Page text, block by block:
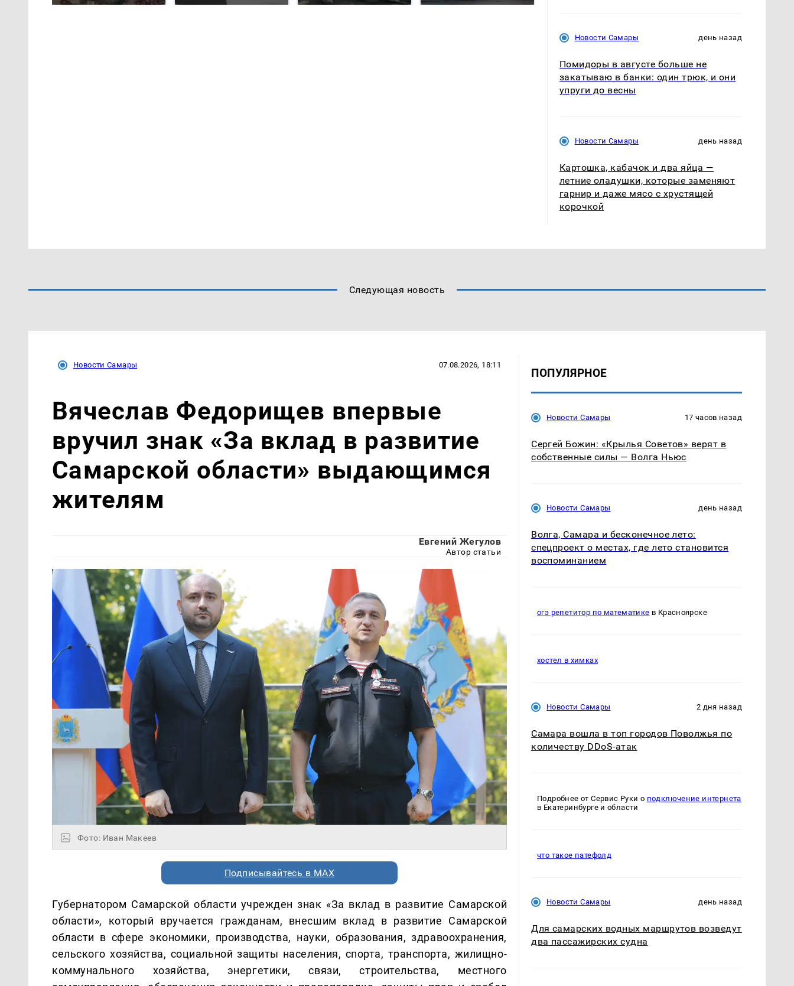
Новости Самары день назад
Помидоры в августе больше не
закатываю в банки: один трюк, и они
упруги до весны
Новости Самары день назад
Картошка, кабачок и два яйца —
летние оладушки, которые заменяют
гарнир и даже мясо с хрустящей
корочкой
Следующая новость
Новости Самары 07.08.2026, 18:11
Вячеслав Федорищев впервые
вручил знак «За вклад в развитие
Самарской области» выдающимся
жителям
Евгений Жегулов
Автор статьи
Фото: Иван Макеев
Подписывайтесь в MAX
Губернатором Самарской области учрежден знак «За вклад в развитие Самарской
области», который вручается гражданам, внесшим вклад в развитие Самарской
области в сфере экономики, производства, науки, образования, здравоохранения,
сельского хозяйства, социальной защиты населения, спорта, транспорта, жилищно-
коммунального хозяйства, энергетики, связи, строительства, местного
ПОПУЛЯРНОЕ
Новости Самары 17 часов назад
Сергей Божин: «Крылья Советов» верят в
собственные силы — Волга Ньюс
Новости Самары день назад
Волга, Самара и бесконечное лето:
спецпроект о местах, где лето становится
воспоминанием
огэ репетитор по математике в Красноярске
хостел в химках
Новости Самары 2 дня назад
Самара вошла в топ городов Поволжья по
количеству DDoS-атак
Подробнее от Сервис Руки о подключение интернета
в Екатеринбурге и области
что такое патефолд
Новости Самары день назад
Для самарских водных маршрутов возведут
два пассажирских судна